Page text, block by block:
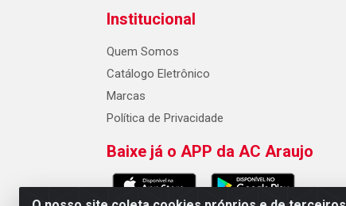
Institucional
Quem Somos
Catálogo Eletrônico
Marcas
Política de Privacidade
Baixe já o APP da AC Araujo